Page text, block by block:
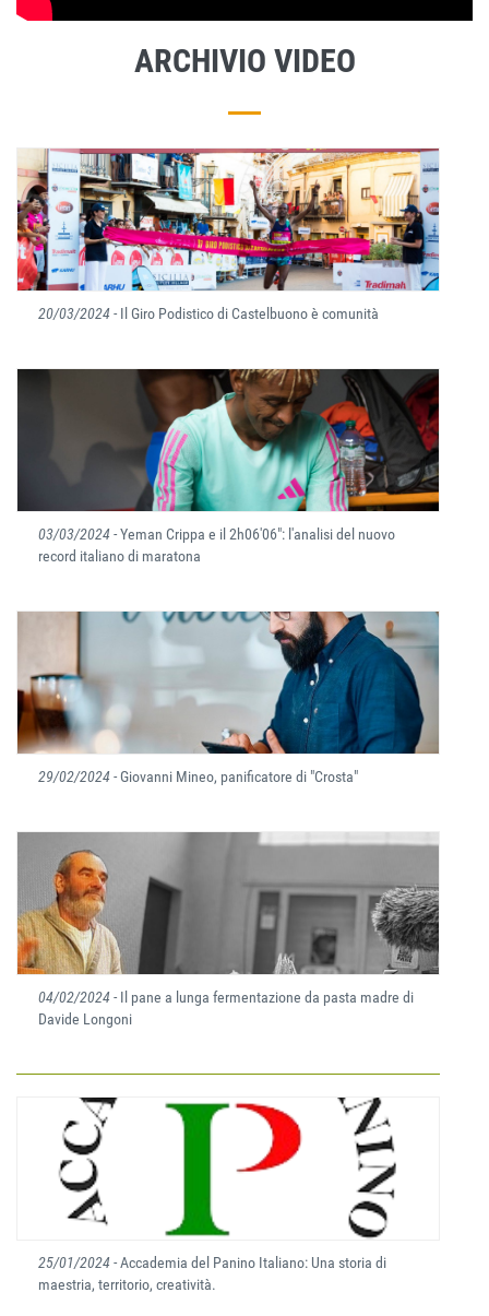
ARCHIVIO VIDEO
20/03/2024- Il Giro Podistico di Castelbuono è comunità
03/03/2024- Yeman Crippa e il 2h06'06": l'analisi del nuovo
record italiano di maratona
29/02/2024- Giovanni Mineo, panificatore di "Crosta"
04/02/2024- Il pane a lunga fermentazione da pasta madre di
Davide Longoni
25/01/2024- Accademia del Panino Italiano: Una storia di
maestria, territorio, creatività.